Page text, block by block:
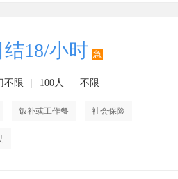
18/小时 急
不限 100人 不限
饭补或工作餐 社会保险